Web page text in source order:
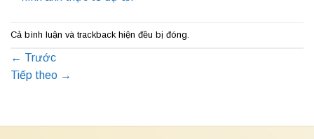
Cả bình luận và trackback hiện đều bị đóng.
← Trước
Tiếp theo →